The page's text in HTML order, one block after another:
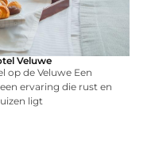
Veluwe
op de Veluwe Een
ervaring die rust en
ligt